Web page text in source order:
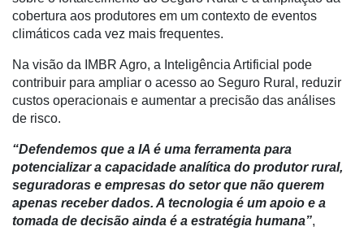
Agro
Way
Consulting
Manager
cobertura aos produtores em um contexto de eventos
climáticos cada vez mais frequentes.
Na visão da IMBR Agro, a Inteligência Artificial pode
contribuir para ampliar o acesso ao Seguro Rural, reduzir
custos operacionais e aumentar a precisão das análises
de risco.
“Defendemos que a IA é uma ferramenta para
potencializar a capacidade analítica do produtor rural,
seguradoras e empresas do setor que não querem
apenas receber dados. A tecnologia é um apoio e a
tomada de decisão ainda é a estratégia humana”,